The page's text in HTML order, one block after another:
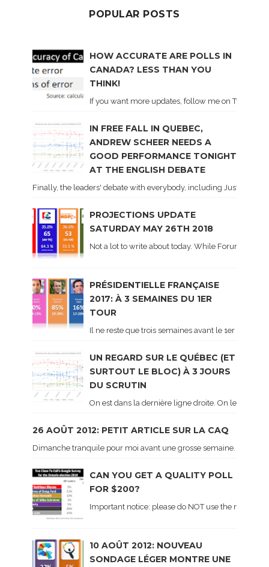
POPULAR POSTS
HOW ACCURATE ARE POLLS IN
CANADA? LESS THAN YOU
THINK!
If you want more updates, follow me on Twitter .
IN FREE FALL IN QUEBEC,
ANDREW SCHEER NEEDS A
GOOD PERFORMANCE TONIGHT
AT THE ENGLISH DEBATE
Finally, the leaders' debate with everybody, including Justin
PROJECTIONS UPDATE
SATURDAY MAY 26TH 2018
Not a lot to write about today. While Forum did
PRÉSIDENTIELLE FRANÇAISE
2017: À 3 SEMAINES DU 1ER
TOUR
Il ne reste que trois semaines avant le 1er tour de
UN REGARD SUR LE QUÉBEC (ET
SURTOUT LE BLOC) À 3 JOURS
DU SCRUTIN
On est dans la dernière ligne droite. On le sait
26 AOÛT 2012: PETIT ARTICLE SUR LA CAQ
Dimanche tranquile pour moi avant une grosse semaine. Voici
CAN YOU GET A QUALITY POLL
FOR $200?
Important notice: please do NOT use the
10 AOÛT 2012: NOUVEAU
SONDAGE LÉGER MONTRE UNE